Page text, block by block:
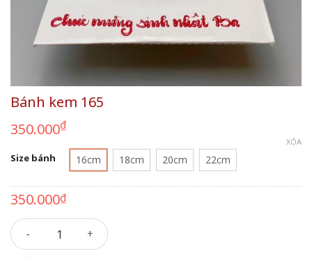
Bánh kem 165
350.000₫
Size bánh 16cm 18cm 20cm 22cm
XÓA
350.000₫
Bánh kem 165 số lượng